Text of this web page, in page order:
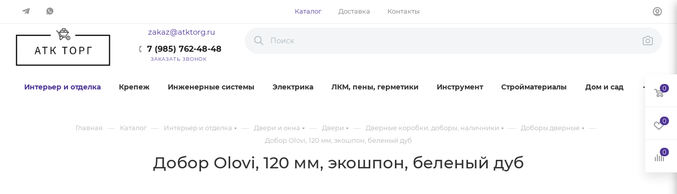
Каталог Доставка Контакты
zakaz@atktorg.ru
7 (985) 762-48-48
ЗАКАЗАТЬ ЗВОНОК
Интерьер и отделка Крепеж Инженерные системы Электрика ЛКМ, пены, герметики Инструмент Стройматериалы Дом и сад
Главная — Каталог — Интерьер и отделка — Двери и окна — Двери — Дверные коробки, доборы, наличники — Доборы дверные —
Добор Olovi, 120 мм, экошпон, беленый дуб
Добор Olovi, 120 мм, экошпон, беленый дуб
0
0
0